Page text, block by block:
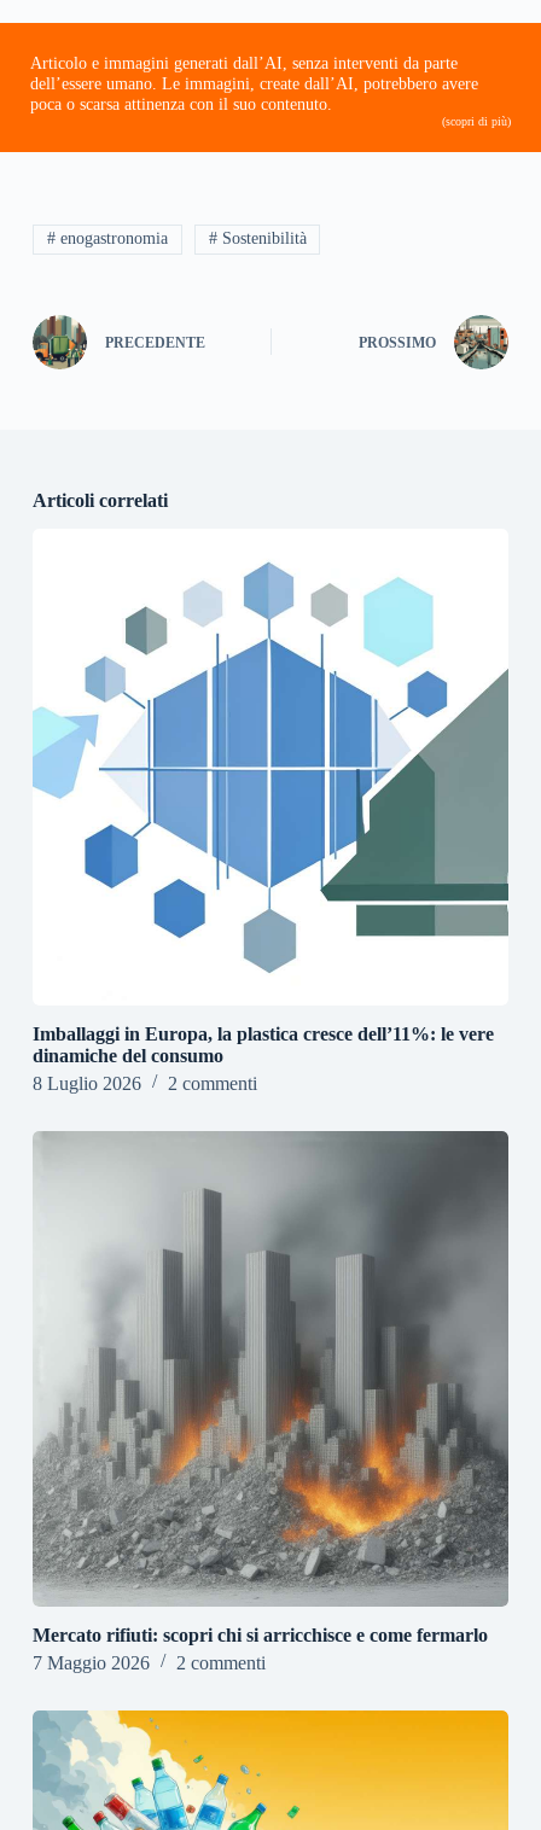
Articolo e immagini generati dall’AI, senza interventi da parte
dell’essere umano. Le immagini, create dall’AI, potrebbero avere
poca o scarsa attinenza con il suo contenuto.
(scopri di più)
# enogastronomia # Sostenibilità
PRECEDENTE PROSSIMO
Articoli correlati
Imballaggi in Europa, la plastica cresce dell’11%: le vere
dinamiche del consumo
8 Luglio 2026
2 commenti
Mercato rifiuti: scopri chi si arricchisce e come fermarlo
7 Maggio 2026
2 commenti